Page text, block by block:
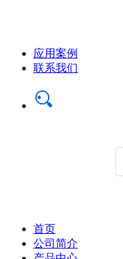
应用案例
联系我们
首页
公司简介